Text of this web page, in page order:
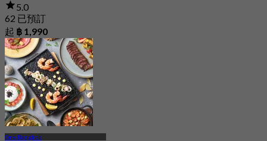
5.0
62 已預訂
起 ฿ 1,990
One Bangkok